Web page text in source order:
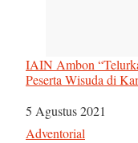
IAIN Ambon
Peserta Wisuda di
Tanggal
5 Agustus 2021
Sehubungan dengan
Adventorial